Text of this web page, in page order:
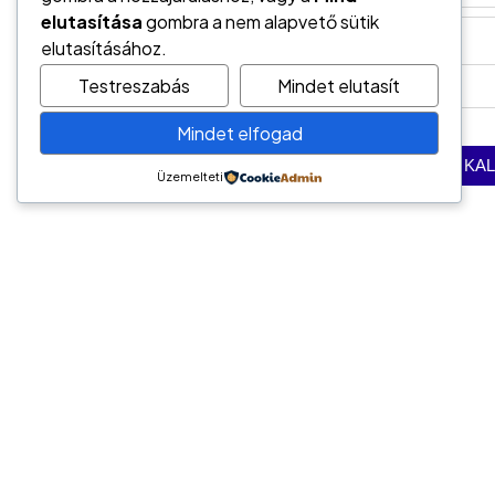
elutasításagombra a nem alapvető sütik
elutasításához.
Testreszabás
Mindet elutasít
Mindet elfogad
Üzemelteti